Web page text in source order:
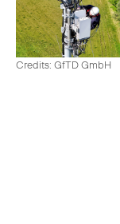
Credits: GfTD GmbH